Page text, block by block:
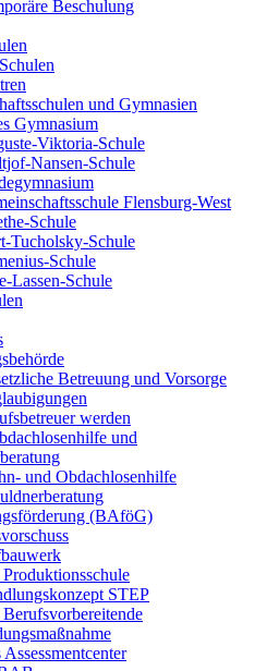
Beschulung
und Gymnasien
Gymnasium
Viktoria-Schule
Nansen-Schule
Flensburg-West
Schule
Tucholsky-Schule
Schule
Lassen-Schule
Betreuung und Vorsorge
werden
und
und Obdachlosenhilfe
(BAföG)
STEP
Assessmentcenter